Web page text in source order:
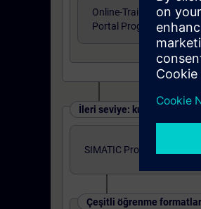
Online-Training:
Portal Program 1
İleri seviye: kurslar ve
SIMATIC Programming 2 in
Çeşitli öğrenme